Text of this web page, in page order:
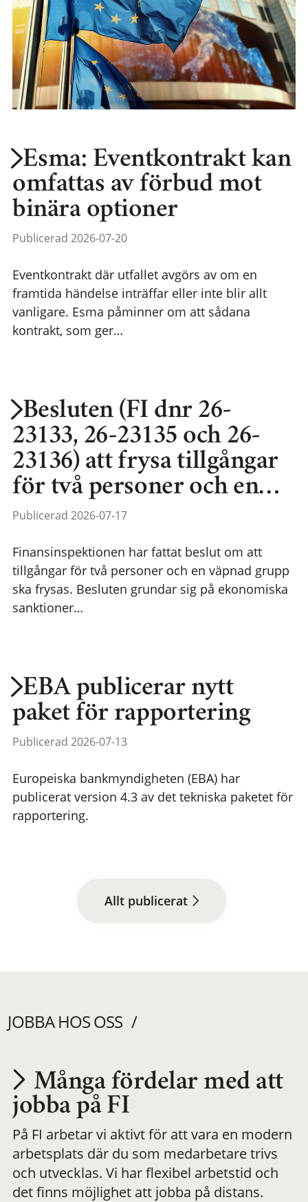
Esma: Eventkontrakt kan
omfattas av förbud mot
binära optioner
Publicerad 2026-07-20
Eventkontrakt där utfallet avgörs av om en
framtida händelse inträffar eller inte blir allt
vanligare. Esma påminner om att sådana
kontrakt, som ger…
Besluten (FI dnr 26-
23133, 26-23135 och 26-
23136) att frysa tillgångar
för två personer och en…
Publicerad 2026-07-17
Finansinspektionen har fattat beslut om att
tillgångar för två personer och en väpnad grupp
ska frysas. Besluten grundar sig på ekonomiska
sanktioner…
EBA publicerar nytt
paket för rapportering
Publicerad 2026-07-13
Europeiska bankmyndigheten (EBA) har
publicerat version 4.3 av det tekniska paketet för
rapportering.
Allt publicerat
JOBBA HOS OSS
Utvecklas på en
meningsfull och
flexibel
Många fördelar med att
jobba på FI
På FI arbetar vi aktivt för att vara en modern
arbetsplats där du som medarbetare trivs
och utvecklas. Vi har flexibel arbetstid och
det finns möjlighet att jobba på distans.